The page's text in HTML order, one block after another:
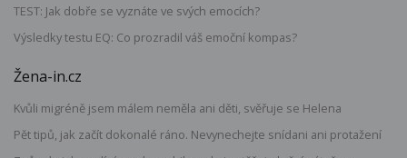
TEST: Jak dobře se vyznáte ve svých emocích?
Výsledky testu EQ: Co prozradil váš emoční kompas?
Žena-in.cz
Kvůli migréně jsem málem neměla ani děti, svěřuje se Helena
Pět tipů, jak začít dokonalé ráno. Nevynechejte snídani ani protažení